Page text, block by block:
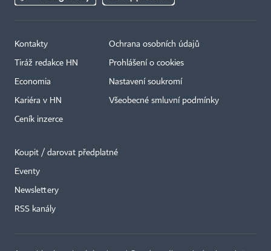
Kontakty
Tiráž redakce HN
Economia
Kariéra v HN
Ceník inzerce
Ochrana osobních údajů
Prohlášení o cookies
Nastavení soukromí
Všeobecné smluvní podmínky
Koupit / darovat předplatné
Eventy
Newslettery
RSS kanály